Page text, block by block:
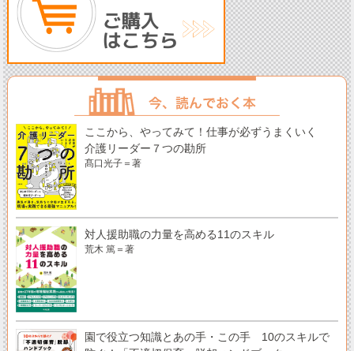
ここから、やってみて！仕事が必ずうまくいく
介護リーダー７つの勘所
髙口光子＝著
対人援助職の力量を高める11のスキル
荒木 篤＝著
園で役立つ知識とあの手・この手 10のスキルで